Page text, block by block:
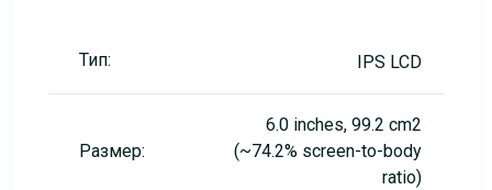
Тип: IPS LCD
Размер:
6.0 inches, 99.2 cm2
(~74.2% screen-to-body
ratio)